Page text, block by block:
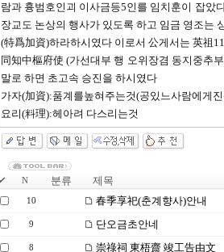
람과 흉범호인괴 이사금등5인를 임치훈이 잡았
장교도 논상의 행사가 있도록 하고 임금 영조는
(特爲加資)하라하시였다 이로서 公게서는 英祖
同知中樞府使 (가선대부 행 오위장겸 동지중추
말로 하면 초고속 승진을 하시였다
가자(加資):품계를높혀주는것(공있느사람에게
요리(料理):헤아려 다스리는것
N 분류 제목
10 春季享祀(춘계향사)안내
9 단오금초안네
8 崇祿祠 東梧齋 竣工告由文